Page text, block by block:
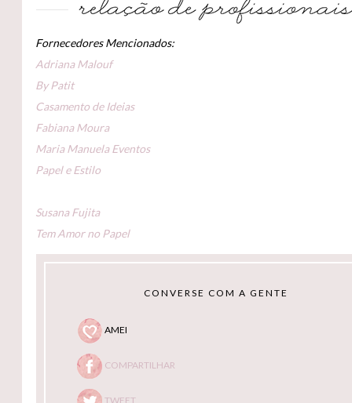
Fornecedores Mencionados:
Adriana Malouf
By Patit
Casamento de Ideias
Fabiana Moura
Maria Manuela Eventos
Papel e Estilo
Susana Fujita
Tem Amor no Papel
CONVERSE COM A GENTE
AMEI
COMPARTILHAR
TWEET